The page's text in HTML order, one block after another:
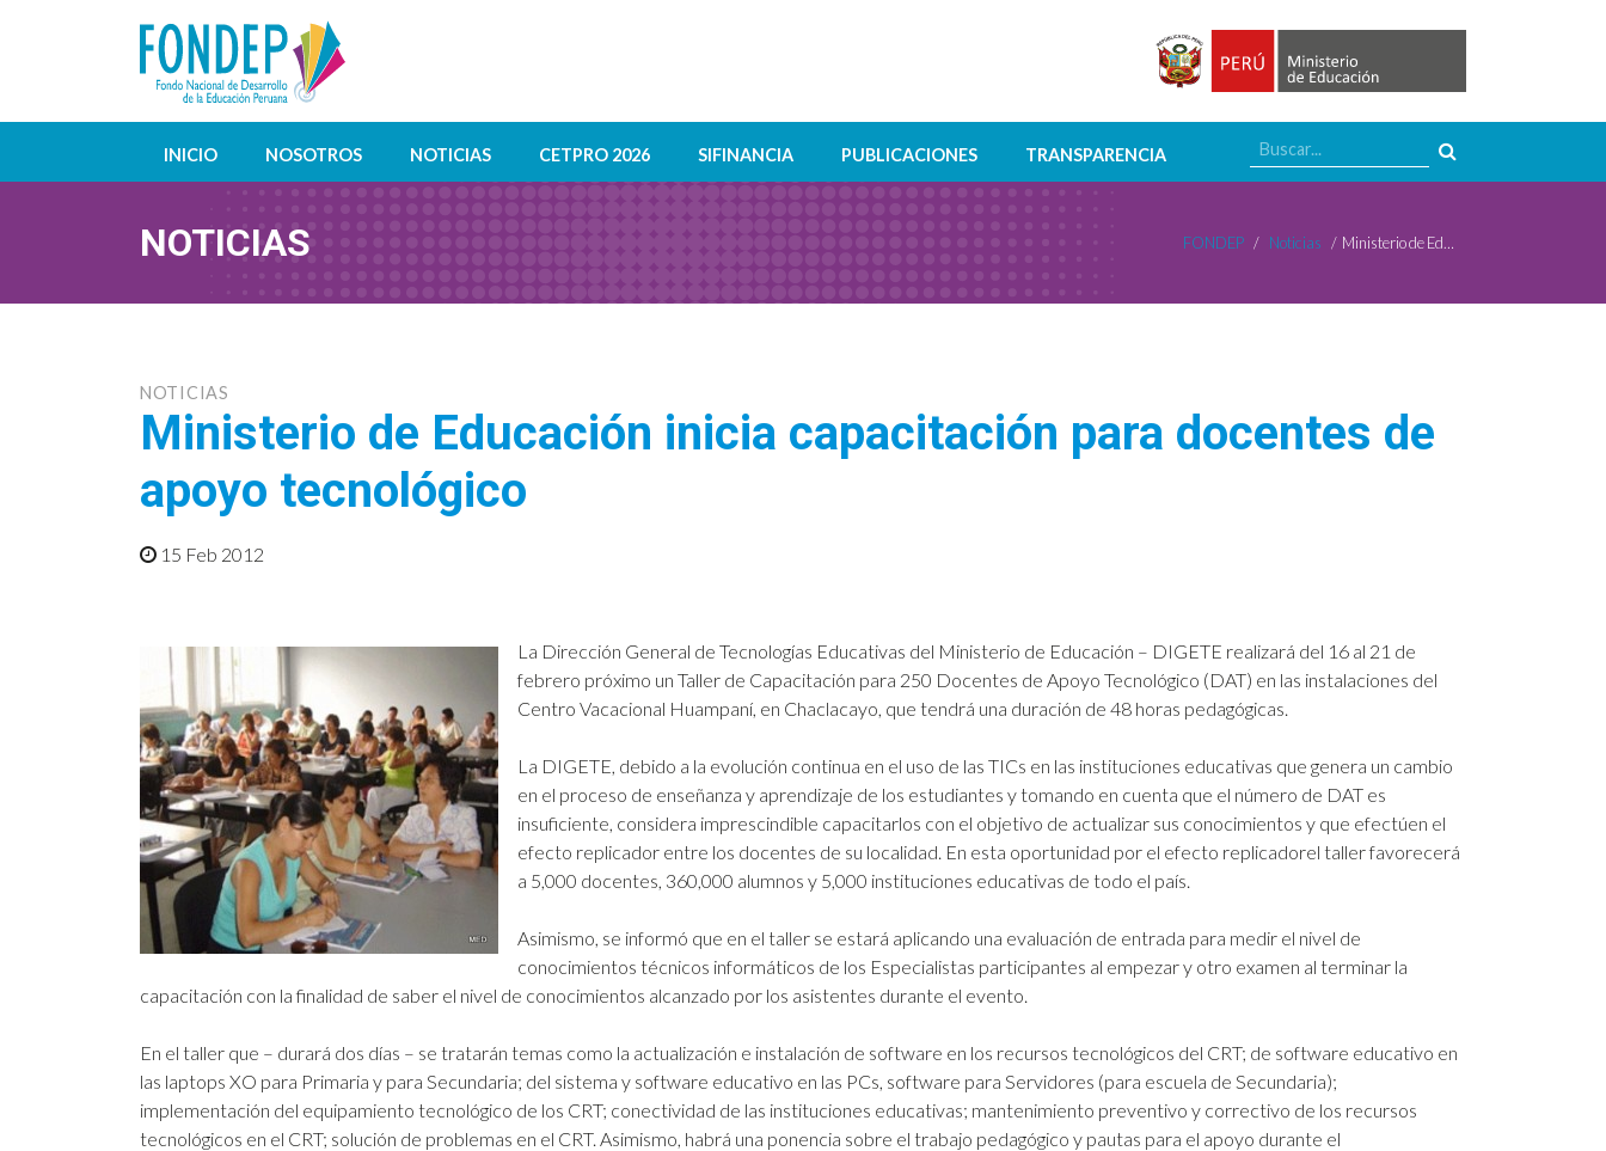
INICIO NOSOTROS NOTICIAS CETPRO 2026 SIFINANCIA PUBLICACIONES TRANSPARENCIA
NOTICIAS FONDEP / Noticias / Ministerio de Educación inicia capacitación para docentes de apoyo tecnológico
NOTICIAS
Ministerio de Educación inicia capacitación para docentes de
apoyo tecnológico
15 Feb 2012
La Dirección General de Tecnologías Educativas del Ministerio de Educación – DIGETE realizará del 16 al 21 de
febrero próximo un Taller de Capacitación para 250 Docentes de Apoyo Tecnológico (DAT) en las instalaciones del
Centro Vacacional Huampaní, en Chaclacayo, que tendrá una duración de 48 horas pedagógicas.
La DIGETE, debido a la evolución continua en el uso de las TICs en las instituciones educativas que genera un cambio
en el proceso de enseñanza y aprendizaje de los estudiantes y tomando en cuenta que el número de DAT es
insuficiente, considera imprescindible capacitarlos con el objetivo de actualizar sus conocimientos y que efectúen el
efecto replicador entre los docentes de su localidad. En esta oportunidad por el efecto replicadorel taller favorecerá
a 5,000 docentes, 360,000 alumnos y 5,000 instituciones educativas de todo el país.
Asimismo, se informó que en el taller se estará aplicando una evaluación de entrada para medir el nivel de
conocimientos técnicos informáticos de los Especialistas participantes al empezar y otro examen al terminar la
capacitación con la finalidad de saber el nivel de conocimientos alcanzado por los asistentes durante el evento.
En el taller que – durará dos días – se tratarán temas como la actualización e instalación de software en los recursos tecnológicos del CRT; de software educativo en
las laptops XO para Primaria y para Secundaria; del sistema y software educativo en las PCs, software para Servidores (para escuela de Secundaria);
implementación del equipamiento tecnológico de los CRT; conectividad de las instituciones educativas; mantenimiento preventivo y correctivo de los recursos
tecnológicos en el CRT; solución de problemas en el CRT. Asimismo, habrá una ponencia sobre el trabajo pedagógico y pautas para el apoyo durante el